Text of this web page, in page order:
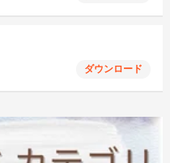
ダウンロード